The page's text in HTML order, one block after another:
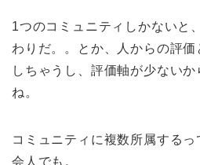
1つのコミュニティしかないと
わりだ。。とか、人からの評
しちゃうし、評価軸が少ない
ね。
コミュニティに複数所属する
会人でも。